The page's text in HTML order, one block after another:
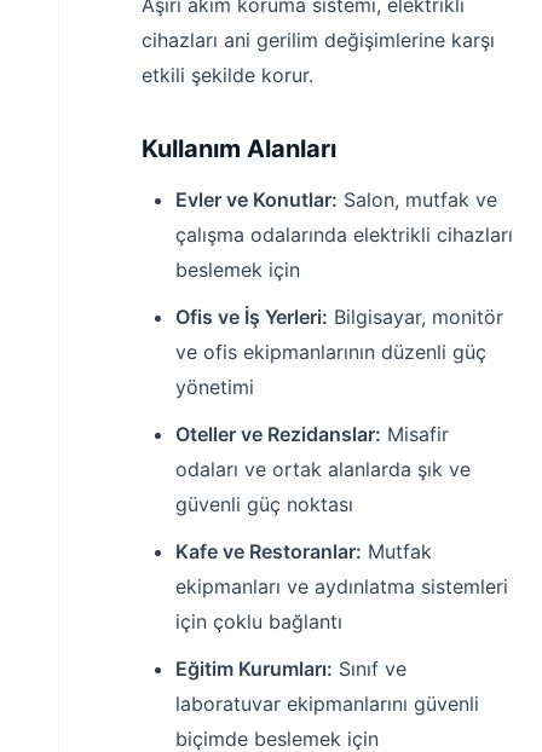
Aşırı akım koruma sistemi, elektrikli
cihazları ani gerilim değişimlerine karşı
etkili şekilde korur.
Kullanım Alanları
Evler ve Konutlar: Salon, mutfak ve
çalışma odalarında elektrikli cihazları
beslemek için
Ofis ve İş Yerleri: Bilgisayar, monitör
ve ofis ekipmanlarının düzenli güç
yönetimi
Oteller ve Rezidanslar: Misafir
odaları ve ortak alanlarda şık ve
güvenli güç noktası
Kafe ve Restoranlar: Mutfak
ekipmanları ve aydınlatma sistemleri
için çoklu bağlantı
Eğitim Kurumları: Sınıf ve
laboratuvar ekipmanlarını güvenli
biçimde beslemek için